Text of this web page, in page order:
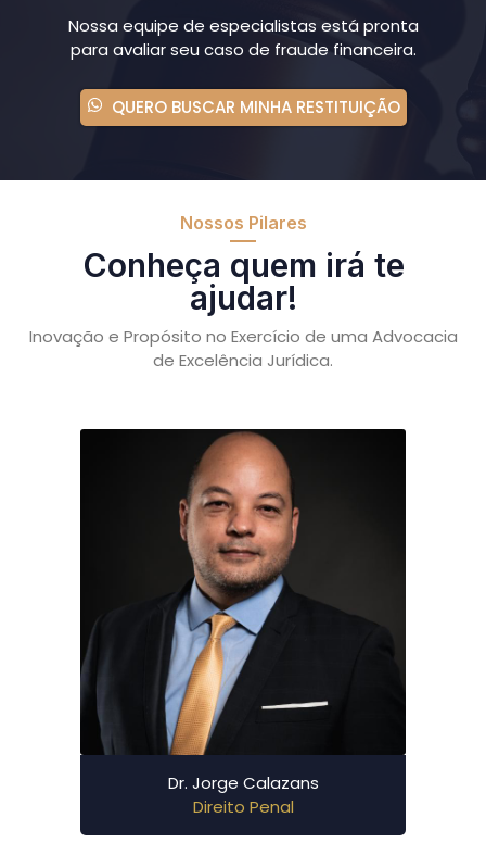
Nossa equipe de especialistas está pronta
para avaliar seu caso de fraude financeira.
QUERO BUSCAR MINHA RESTITUIÇÃO
Nossos Pilares
Conheça quem irá te
ajudar!
Inovação e Propósito no Exercício de uma Advocacia
de Excelência Jurídica.
Dr. Jorge Calazans
Direito Penal